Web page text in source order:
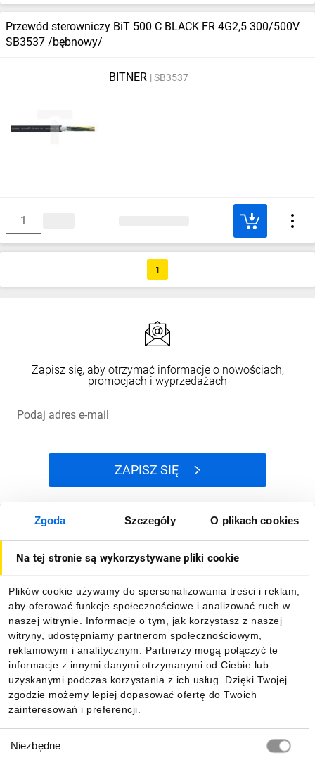
Zgoda Szczegóły O plikach cookies
Na tej stronie są wykorzystywane pliki cookie
Plików cookie używamy do spersonalizowania treści i reklam,
aby oferować funkcje społecznościowe i analizować ruch w
naszej witrynie. Informacje o tym, jak korzystasz z naszej
witryny, udostępniamy partnerom społecznościowym,
reklamowym i analitycznym. Partnerzy mogą połączyć te
informacje z innymi danymi otrzymanymi od Ciebie lub
uzyskanymi podczas korzystania z ich usług. Dzięki Twojej
zgodzie możemy lepiej dopasować ofertę do Twoich
zainteresowań i preferencji.
zgody
Niezbędne
Przewód sterowniczy BiT 500 C BLACK FR 4G2,5 300/500V
SB3537 /bębnowy/
BITNER SB3537
1
Zapisz się, aby otrzymać informacje o nowościach,
promocjach i wyprzedażach
Podaj adres e-mail
ZAPISZ SIĘ
Dla kupujących
Informacje
Pobierz naszą aplikację mobilną: